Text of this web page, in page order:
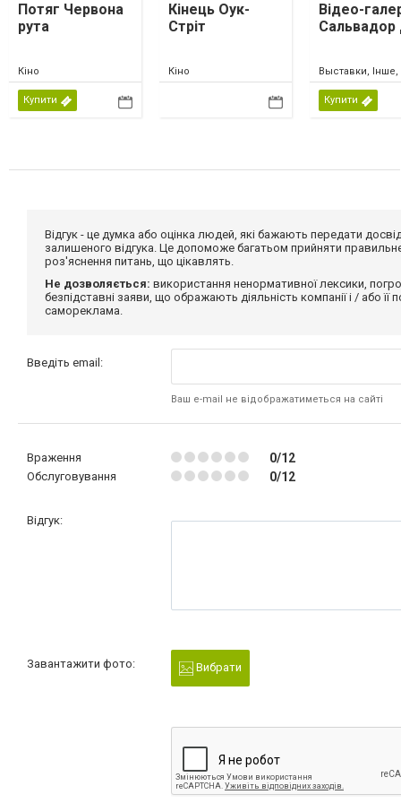
Потяг Червона
рута
Кіно
Купити
Кінець Оук-
Стріт
Кіно
Відео-
Сальвадор
Выставки,
Купити
Відгук - це думка або оцінка людей, які бажають передати
залишеного відгука. Це допоможе багатьом прийняти
роз'яснення питань, що цікавлять.
Не дозволяється: використання ненормативної лексики,
безпідставні заяви, що ображають діяльність компанії і / або
самореклама.
Введіть email:
Ваш e-mail не відображатиметься на сайті
Враження 0/12
Обслуговування 0/12
Відгук:
Завантажити фото: Вибрати